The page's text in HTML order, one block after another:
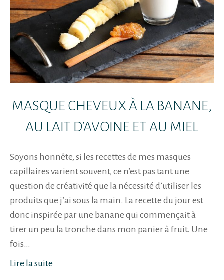
MASQUE CHEVEUX À LA BANANE,
AU LAIT D’AVOINE ET AU MIEL
Soyons honnête, si les recettes de mes masques
capillaires varient souvent, ce n’est pas tant une
question de créativité que la nécessité d’utiliser les
produits que j’ai sous la main. La recette du jour est
donc inspirée par une banane qui commençait à
tirer un peu la tronche dans mon panier à fruit. Une
fois…
Lire la suite